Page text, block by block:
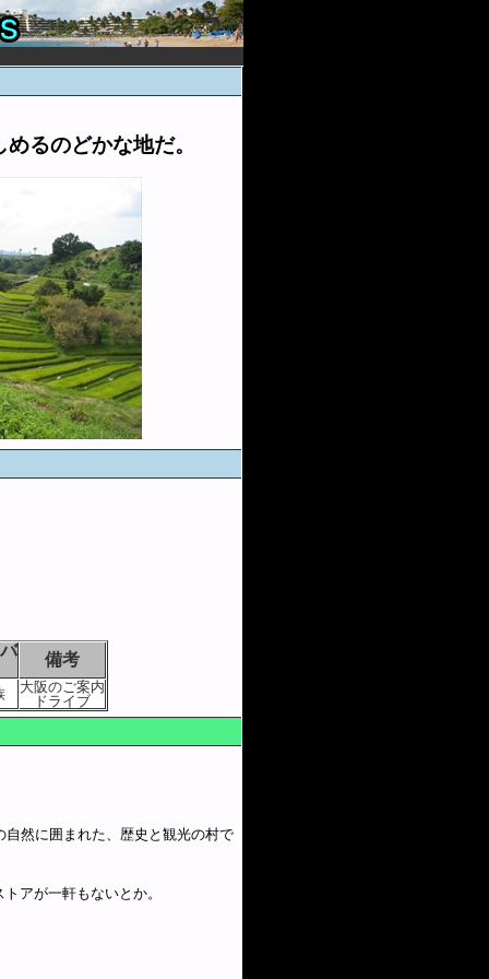
るのどかな地だ。
備考
大阪のご案内
ドライブ
然に囲まれた、歴史と観光の村で
アが一軒もないとか。